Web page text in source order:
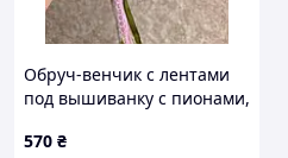
Обруч-венчик с лентами
под вышиванку с пионами,
розовый).
570 ₴